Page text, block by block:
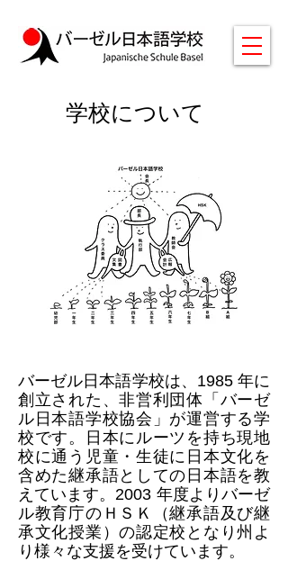
学校について
バーゼル日本語学校は、1985 年に
創立された、非営利団体「バーゼ
ル日本語学校協会」が運営する学
校です。日本にルーツを持ち現地
校に通う児童・生徒に日本文化を
含めた継承語としての日本語を教
えています。2003 年度よりバーゼ
ル教育庁のＨＳＫ（継承語及び継
承文化授業）の認定校となり州よ
り様々な支援を受けています。